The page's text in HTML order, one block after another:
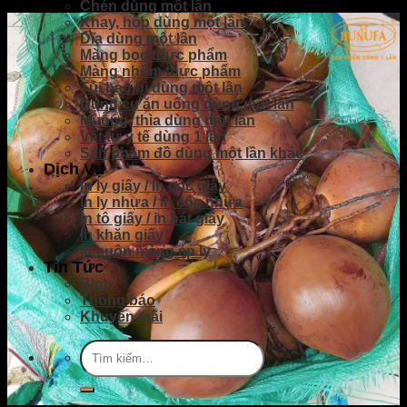
Chén dùng một lần
Khay, hộp dùng một lần
Dĩa dùng một lần
Màng bọc thực phẩm
Màng nhôm thực phẩm
Túi bao bì dùng một lần
Dụng cụ ăn uống dùng một lần
Muỗng, thìa dùng một lần
Vật tư y tế dùng 1 lần
Sản phầm đồ dùng một lần khác
Dịch Vụ
In ly giấy / In cốc giấy
In ly nhựa / In cốc nhựa
In tô giấy / in bát giấy
In khăn giấy
In cuộn màng ép ly
Tin Tức
Blog
Thông báo
Khuyến mãi
Tìm
kiếm: